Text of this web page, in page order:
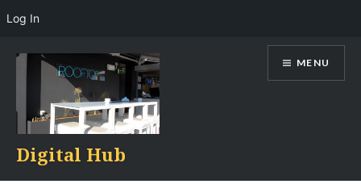
content
Digital Hub
MENU
Log In